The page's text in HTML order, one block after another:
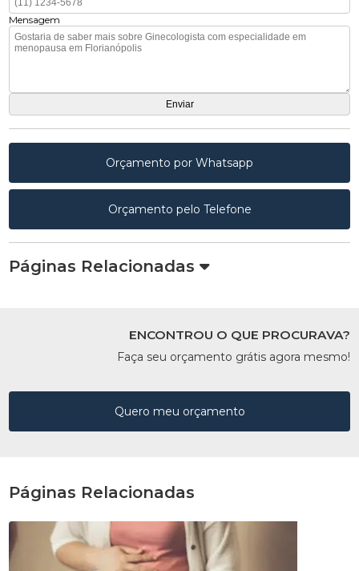
Mensagem
Orçamento por Whatsapp
Orçamento pelo Telefone
Páginas Relacionadas
ENCONTROU O QUE PROCURAVA?
Faça seu orçamento grátis agora mesmo!
Quero meu orçamento
Páginas Relacionadas